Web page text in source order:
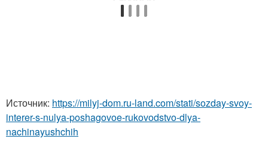
Источник: https://milyj-dom.ru-land.com/stati/sozday-svoy-
interer-s-nulya-poshagovoe-rukovodstvo-dlya-
nachinayushchih